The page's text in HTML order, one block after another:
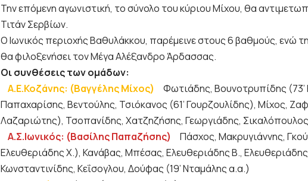
Την επόμενη αγωνιστική, το σύνολο του κύριου Μίχου, θα
Τιτάν Σερβίων.
Ο Ιωνικός περιοχής Βαθυλάκκου, παρέμεινε στους 6 βαθμούς, ενώ
θα φιλοξενήσει τον Μέγα Αλέξανδρο Άρδασσας.
Οι συνθέσεις των ομάδων:
Α.Ε.Κοζάνης: (Βαγγέλης Μίχος)
Φωτιάδης, Βουνοτρυπίδης
Παπαχαρίσης, Βεντούλης, Τσιόκανος (61’ Γουρζουλίδης), Μίχος,
Λαζαριώτης), Τσοπανίδης, Χατζηζήσης, Γεωργιάδης,
Α.Σ.Ιωνικός: (Βασίλης Παπαζήσης)
Πάσχος, Μακρυγιάννης,
Ελευθεριάδης Χ.), Κανάβας, Μπέσας, Ελευθεριάδης Β., Ελευθεριάδης
Κωνσταντινίδης, Κεΐσογλου, Δούφας (19’ Νταμάλης α.α.)